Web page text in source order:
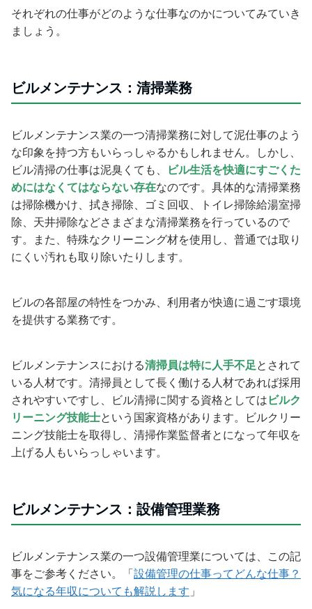
それぞれの仕事がどのような仕事なのかについてみていき
ましょう。
ビルメンテナンス：清掃業務
ビルメンテナンス業の一つ清掃業務に対して泥仕事のよう
な印象を持つ方もいらっしゃるかもしれません。しかし、
ビル清掃の仕事は泥臭くても、
ビル生活を快適にすごくた
めにはなくてはならない存在なのです。具体的な清掃業務
は掃除機かけ、拭き掃除、ゴミ回収、トイレ掃除給湯室掃
除、天井掃除などさまざまな清掃業務を行っているので
す。また、特殊なクリーニング材を使用し、普通では取り
にくい汚れも取り除いたりします。
ビルの各部屋の特性をつかみ、利用者が快適に過ごす環境
を提供する業務です。
ビルメンテナンスにおける清掃員は特に人手不足とされて
いる人材です。清掃員として長く働ける人材であれば採用
されやすいですし、
ビル清掃に関する資格としては ビルク
リーニング技能士という国家資格があります。ビルクリー
ニング技能士を取得し、清掃作業監督者とになって年収を
上げる人もいらっしゃいます。
ビルメンテナンス：設備管理業務
ビルメンテナンス業の一つ設備管理業については、この記
事をご参考ください。「設備管理の仕事ってどんな仕事？
気になる年収についても解説します 」